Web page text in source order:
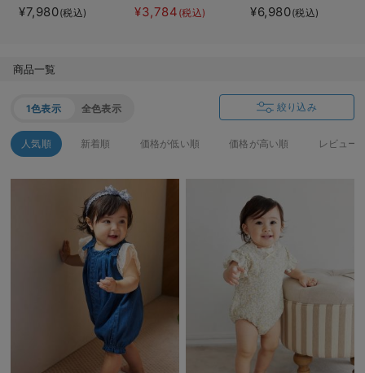
ンパース 男の子
¥7,980(税込) ¥3,784 (税込)
ス 男の子 女の子
¥6,980(税込)
商品一覧
1色表示 全色表示 絞り込み
人気順 新着順 価格が低い順 価格が高い順 レビュー